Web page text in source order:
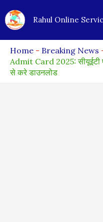
to
Rahul Online
Home - Breaking News
Admit Card 2025: सीयूईटी
से करे डाउनलोड